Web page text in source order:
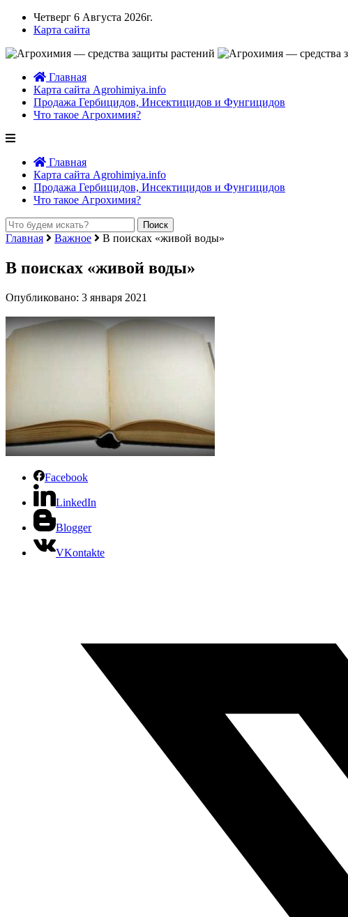
Четверг 6 Августа 2026г.
Карта сайта
Главная
Карта сайта Agrohimiya.info
Продажа Гербицидов, Инсектицидов и Фунгицидов
Что такое Агрохимия?
Главная
Карта сайта Agrohimiya.info
Продажа Гербицидов, Инсектицидов и Фунгицидов
Что такое Агрохимия?
Главная Важное В поисках «живой воды»
В поисках «живой воды»
Опубликовано: 3 января 2021
Facebook
LinkedIn
Blogger
VKontakte